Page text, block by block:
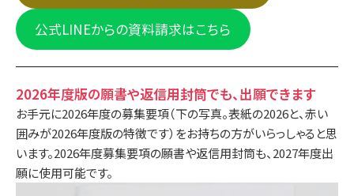
公式LINEからの資料請求はこちら
2026年度版の願書や返信用封筒でも、出願できます
お手元に2026年度の募集要項（下の写真。表紙の2026と、赤い
囲みが2026年度版の特徴です）をお持ちの方がいらっしゃると思
います。2026年度募集要項の願書や返信用封筒も、2027年度出
願に使用可能です。